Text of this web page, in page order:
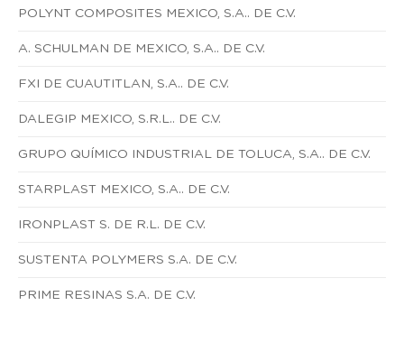
POLYNT COMPOSITES MEXICO, S.A.. DE C.V.
A. SCHULMAN DE MEXICO, S.A.. DE C.V.
FXI DE CUAUTITLAN, S.A.. DE C.V.
DALEGIP MEXICO, S.R.L.. DE C.V.
GRUPO QUÍMICO INDUSTRIAL DE TOLUCA, S.A.. DE C.V.
STARPLAST MEXICO, S.A.. DE C.V.
IRONPLAST S. DE R.L. DE C.V.
SUSTENTA POLYMERS S.A. DE C.V.
PRIME RESINAS S.A. DE C.V.